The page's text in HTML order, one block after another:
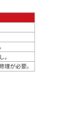
ヴィンテージ